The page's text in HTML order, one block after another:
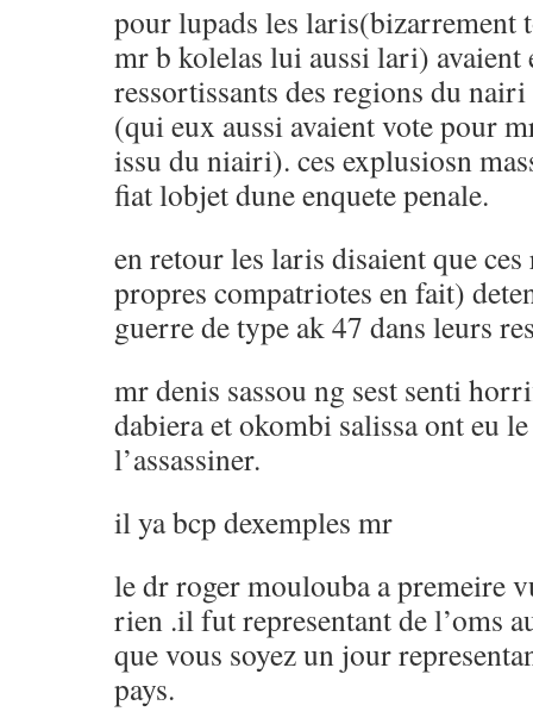
pour lupads les laris(bizarrement
mr b kolelas lui aussi lari) avaient
ressortissants des regions du
(qui eux aussi avaient vote pour
issu du niairi). ces explusiosn
fiat lobjet dune enquete penale.
en retour les laris disaient que
propres compatriotes en fait)
guerre de type ak 47 dans leurs
mr denis sassou ng sest senti
dabiera et okombi salissa ont eu
l’assassiner.
il ya bcp dexemples mr
le dr roger moulouba a premeire
rien .il fut representant de l’oms
que vous soyez un jour
pays.